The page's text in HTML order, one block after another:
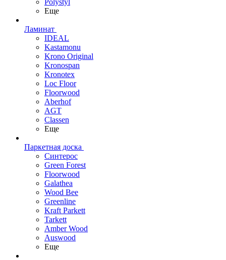
Polystyl
Еще
Ламинат
IDEAL
Kastamonu
Krono Original
Kronospan
Kronotex
Loc Floor
Floorwood
Aberhof
AGT
Classen
Еще
Паркетная доска
Синтерос
Green Forest
Floorwood
Galathea
Wood Bee
Greenline
Kraft Parkett
Tarkett
Amber Wood
Auswood
Еще